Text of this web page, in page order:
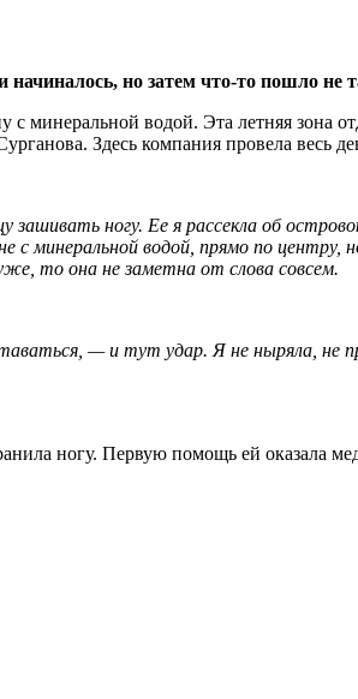
начиналось, но затем что-то пошло не
минеральной водой. Эта летняя зона
Здесь компания провела весь
ногу. Ее я рассекла об
минеральной водой, прямо по
то она не заметна от слова совсем.
— и тут удар. Я не ныряла, не
ногу. Первую помощь ей оказала